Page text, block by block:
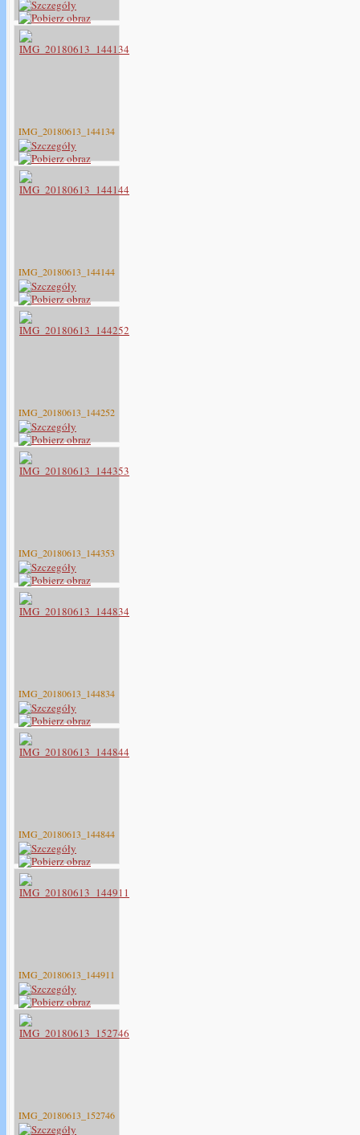
IMG_20180613_144134
IMG_20180613_144144
IMG_20180613_144252
IMG_20180613_144353
IMG_20180613_144834
IMG_20180613_144844
IMG_20180613_144911
IMG_20180613_152746